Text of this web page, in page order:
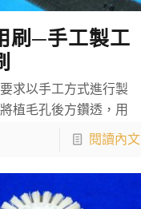
刷─手工製工
求以手工方式進行製
植毛孔後方鑽透，用
閱讀內文